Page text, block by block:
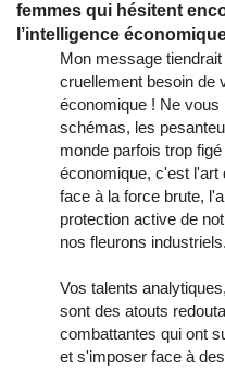
femmes qui hésitent
l’intelligence
Mon message
cruellement besoin de
économique ! Ne
schémas, les
monde parfois trop
économique, c'est l'art
face à la force brute,
protection active de
nos fleurons industriels.
Vos talents
sont des atouts
combattantes qui ont
et s'imposer face à